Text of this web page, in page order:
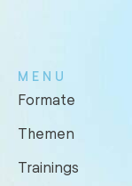
MENU
Formate
Themen
Trainings